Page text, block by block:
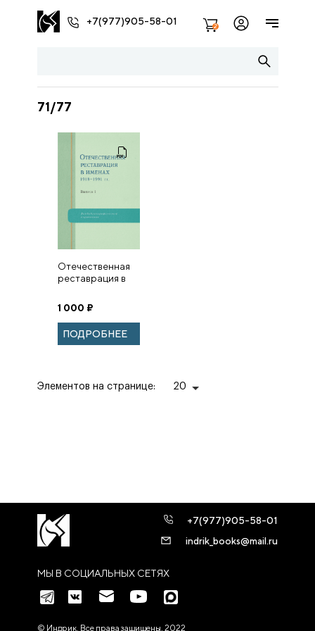
+7(977)905-58-01 2
71/77
Отечественная
реставрация в
гг. Выпуск I.
Московские
реставраторы и
научные
1 000 ₽
ПОДРОБНЕЕ
Элементов на странице: 20
МЫ В СОЦИАЛЬНЫХ СЕТЯХ
+7(977)905-58-01
indrik_books@mail.ru
© Индрик. Все права защищены, 2022